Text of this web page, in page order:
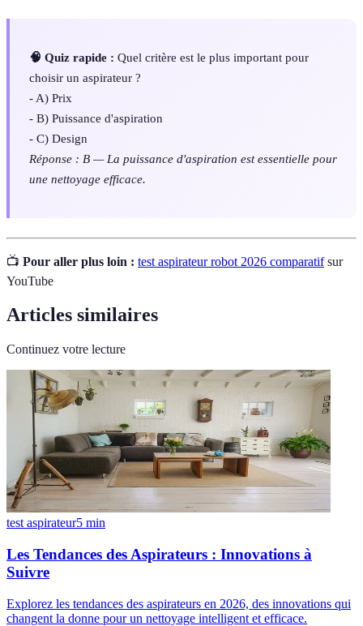
🧠 Quiz rapide : Quel critère est le plus important pour
choisir un aspirateur ?
- A) Prix
- B) Puissance d'aspiration
- C) Design
Réponse : B — La puissance d'aspiration est essentielle pour
une nettoyage efficace.
📺 Pour aller plus loin : test aspirateur robot 2026 comparatifsur
YouTube
Articles similaires
Continuez votre lecture
test aspirateur5 min
Les Tendances des Aspirateurs : Innovations à
Suivre
Explorez les tendances des aspirateurs en 2026, des innovations qui
changent la donne pour un nettoyage intelligent et efficace.